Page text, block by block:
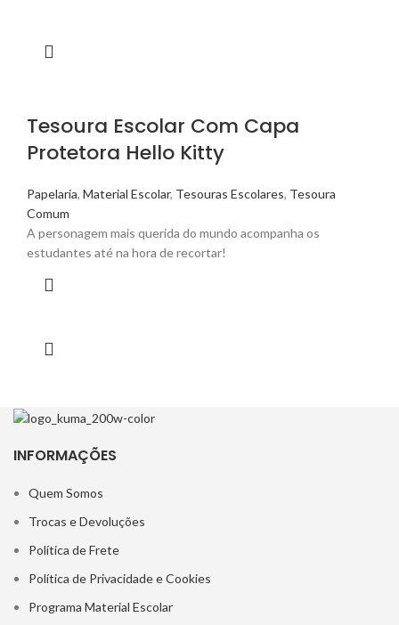
Tesoura Escolar Com Capa
Protetora Hello Kitty
Papelaria, Material Escolar, Tesouras Escolares, Tesoura
Comum
A personagem mais querida do mundo acompanha os
estudantes até na hora de recortar!
INFORMAÇÕES
Quem Somos
Trocas e Devoluções
Política de Frete
Política de Privacidade e Cookies
Programa Material Escolar